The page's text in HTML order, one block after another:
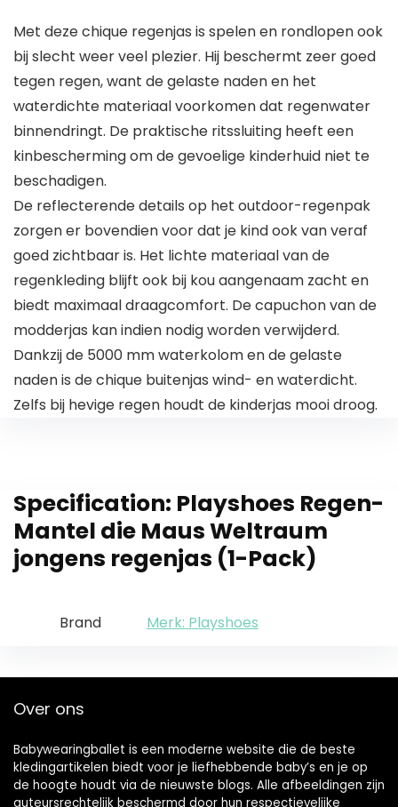
Met deze chique regenjas is spelen en rondlopen ook
bij slecht weer veel plezier. Hij beschermt zeer goed
tegen regen, want de gelaste naden en het
waterdichte materiaal voorkomen dat regenwater
binnendringt. De praktische ritssluiting heeft een
kinbescherming om de gevoelige kinderhuid niet te
beschadigen.
De reflecterende details op het outdoor-regenpak
zorgen er bovendien voor dat je kind ook van veraf
goed zichtbaar is. Het lichte materiaal van de
regenkleding blijft ook bij kou aangenaam zacht en
biedt maximaal draagcomfort. De capuchon van de
modderjas kan indien nodig worden verwijderd.
Dankzij de 5000 mm waterkolom en de gelaste
naden is de chique buitenjas wind- en waterdicht.
Zelfs bij hevige regen houdt de kinderjas mooi droog.
Specification: Playshoes Regen-
Mantel die Maus Weltraum
jongens regenjas (1-Pack)
Brand Merk: Playshoes
Over ons
Babywearingballet is een moderne website die de beste
kledingartikelen biedt voor je liefhebbende baby’s en je op
de hoogte houdt via de nieuwste blogs. Alle afbeeldingen zijn
auteursrechtelijk beschermd door hun respectievelijke